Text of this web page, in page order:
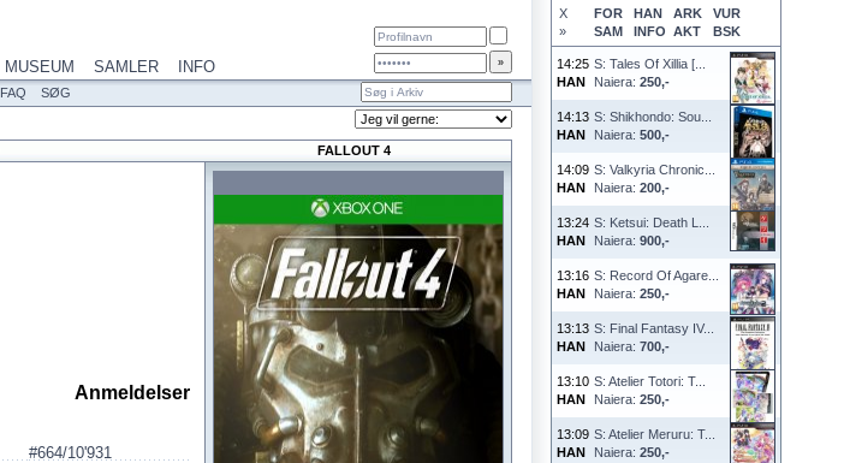
X FOR HAN ARK
VUR
»
SAM INFO AKT BSK
14:25
HAN
S: Tales Of Xillia [...
Naiera: 250,-
14:13
HAN
S: Shikhondo: Sou...
Naiera: 500,-
14:09
HAN
S: Valkyria Chronic...
Naiera: 200,-
13:24
HAN
S: Ketsui: Death L...
Naiera: 900,-
13:16
HAN
S: Record Of Agare...
Naiera: 250,-
13:13
HAN
S: Final Fantasy IV...
Naiera: 700,-
13:10
HAN
S: Atelier Totori: T...
Naiera: 250,-
13:09
HAN
S: Atelier Meruru: T...
Naiera: 250,-
MUSEUM SAMLER INFO
FAQ SØG
FALLOUT 4
Anmeldelser
#664/10'931